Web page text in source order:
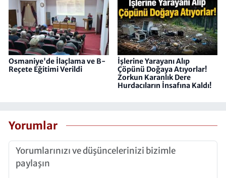
Osmaniye'de İlaçlama ve B-
Reçete Eğitimi Verildi
İşlerine Yarayanı Alıp
Çöpünü Doğaya Atıyorlar!
Zorkun Karanlık Dere
Hurdacıların İnsafına Kaldı!
Yorumlar